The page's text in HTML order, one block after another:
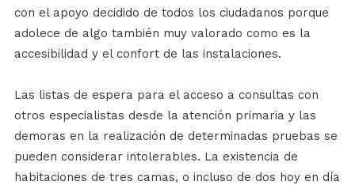
con el apoyo decidido de todos los ciudadanos porque
adolece de algo también muy valorado como es la
accesibilidad y el confort de las instalaciones.
Las listas de espera para el acceso a consultas con
otros especialistas desde la atención primaria y las
demoras en la realización de determinadas pruebas se
pueden considerar intolerables. La existencia de
habitaciones de tres camas, o incluso de dos hoy en día